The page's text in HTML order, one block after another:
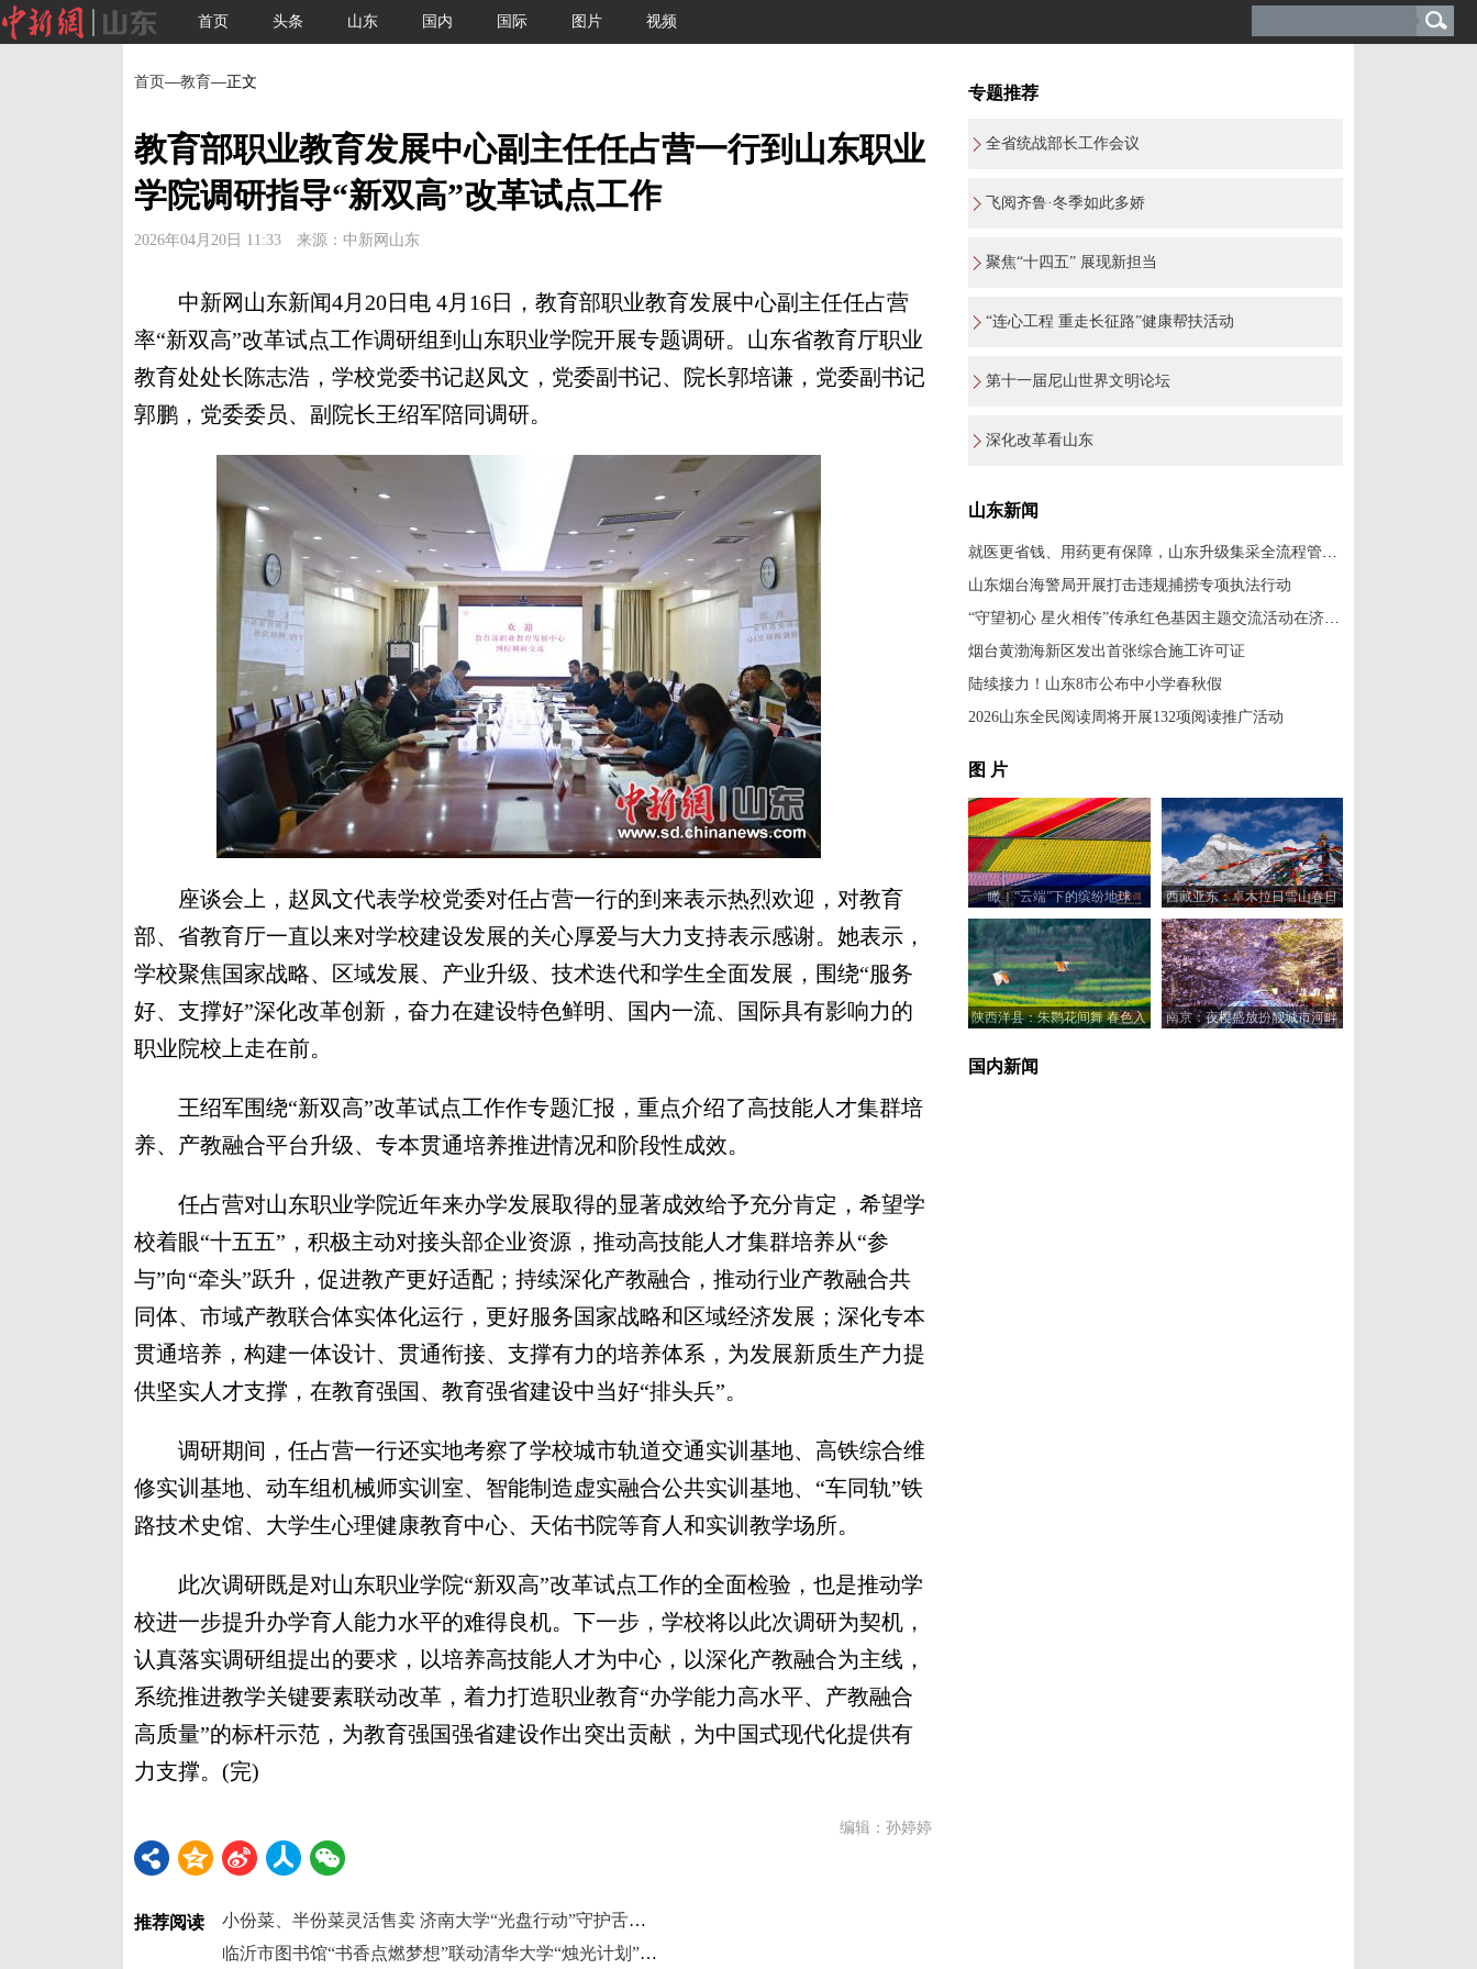
首页 头条 山东 国内 国际 图片 视频
首页—教育—正文
教育部职业教育发展中心副主任任占营一行到山东职业
学院调研指导“新双高”改革试点工作
2026年04月20日 11:33 来源：中新网山东
中新网山东新闻4月20日电 4月16日，教育部职业教育发展中心副主任任占营
率“新双高”改革试点工作调研组到山东职业学院开展专题调研。山东省教育厅职业
教育处处长陈志浩，学校党委书记赵凤文，党委副书记、院长郭培谦，党委副书记
郭鹏，党委委员、副院长王绍军陪同调研。
座谈会上，赵凤文代表学校党委对任占营一行的到来表示热烈欢迎，对教育
部、省教育厅一直以来对学校建设发展的关心厚爱与大力支持表示感谢。她表示，
学校聚焦国家战略、区域发展、产业升级、技术迭代和学生全面发展，围绕“服务
好、支撑好”深化改革创新，奋力在建设特色鲜明、国内一流、国际具有影响力的
职业院校上走在前。
王绍军围绕“新双高”改革试点工作作专题汇报，重点介绍了高技能人才集群培
养、产教融合平台升级、专本贯通培养推进情况和阶段性成效。
任占营对山东职业学院近年来办学发展取得的显著成效给予充分肯定，希望学
校着眼“十五五”，积极主动对接头部企业资源，推动高技能人才集群培养从“参
与”向“牵头”跃升，促进教产更好适配；持续深化产教融合，推动行业产教融合共
同体、市域产教联合体实体化运行，更好服务国家战略和区域经济发展；深化专本
贯通培养，构建一体设计、贯通衔接、支撑有力的培养体系，为发展新质生产力提
供坚实人才支撑，在教育强国、教育强省建设中当好“排头兵”。
调研期间，任占营一行还实地考察了学校城市轨道交通实训基地、高铁综合维
修实训基地、动车组机械师实训室、智能制造虚实融合公共实训基地、“车同轨”铁
路技术史馆、大学生心理健康教育中心、天佑书院等育人和实训教学场所。
此次调研既是对山东职业学院“新双高”改革试点工作的全面检验，也是推动学
校进一步提升办学育人能力水平的难得良机。下一步，学校将以此次调研为契机，
认真落实调研组提出的要求，以培养高技能人才为中心，以深化产教融合为主线，
系统推进教学关键要素联动改革，着力打造职业教育“办学能力高水平、产教融合
高质量”的标杆示范，为教育强国强省建设作出突出贡献，为中国式现代化提供有
力支撑。(完)
编辑：孙婷婷
推荐阅读
小份菜、半份菜灵活售卖 济南大学“光盘行动”守护舌尖上的文明
临沂市图书馆“书香点燃梦想”联动清华大学“烛光计划”公益助学讲座活动举行
专题推荐
全省统战部长工作会议
飞阅齐鲁·冬季如此多娇
聚焦“十四五” 展现新担当
“连心工程 重走长征路”健康帮扶活动
第十一届尼山世界文明论坛
深化改革看山东
山东新闻
就医更省钱、用药更有保障，山东升级集采全流程管理举措
山东烟台海警局开展打击违规捕捞专项执法行动
“守望初心 星火相传”传承红色基因主题交流活动在济南举办
烟台黄渤海新区发出首张综合施工许可证
陆续接力！山东8市公布中小学春秋假
2026山东全民阅读周将开展132项阅读推广活动
图 片
瞰！“云端”下的缤纷地球
西藏亚东：卓木拉日雪山春日
风光美如画
陕西洋县：朱鹮花间舞 春色入
南京：夜樱盛放扮靓城市河畔
国内新闻